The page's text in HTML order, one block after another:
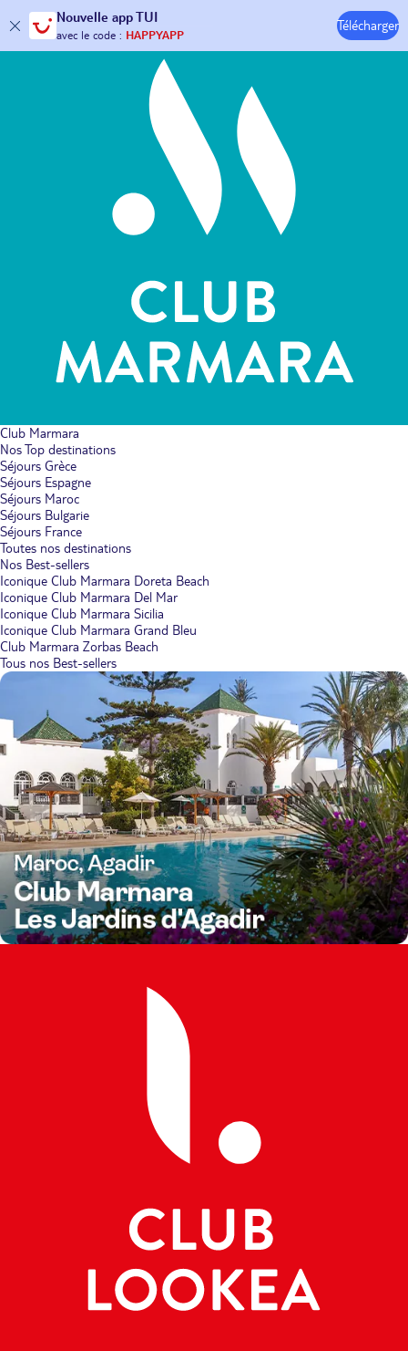
Nouvelle app TUI
30€ offerts*sur votre
avec le code : HAPPYAPP
Télécharger
Hôtels & Clubs
Club Marmara
Nos Top destinations
Séjours Grèce
Séjours Espagne
Séjours Maroc
Séjours Bulgarie
Séjours France
Toutes nos destinations
Nos Best-sellers
Iconique Club Marmara Doreta Beach
Iconique Club Marmara Del Mar
Iconique Club Marmara Sicilia
Iconique Club Marmara Grand Bleu
Club Marmara Zorbas Beach
Tous nos Best-sellers